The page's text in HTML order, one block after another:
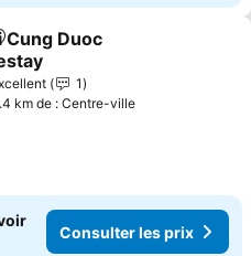
à mes favoris
Cung Duoc
les prix
1
km de : Centre-ville
Consulter les prix